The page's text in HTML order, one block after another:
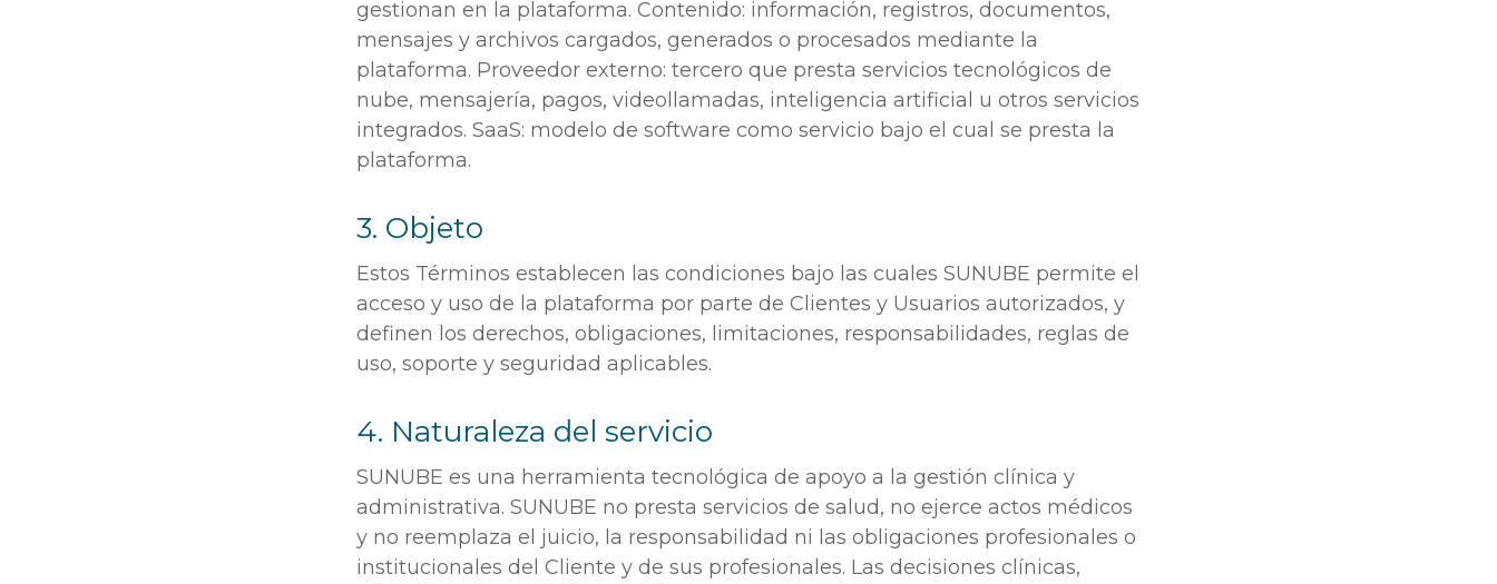
gestionan en la plataforma. Contenido: información, registros, documentos,
mensajes y archivos cargados, generados o procesados mediante la
plataforma. Proveedor externo: tercero que presta servicios tecnológicos de
nube, mensajería, pagos, videollamadas, inteligencia artificial u otros servicios
integrados. SaaS: modelo de software como servicio bajo el cual se presta la
plataforma.
3. Objeto
Estos Términos establecen las condiciones bajo las cuales SUNUBE permite el
acceso y uso de la plataforma por parte de Clientes y Usuarios autorizados, y
definen los derechos, obligaciones, limitaciones, responsabilidades, reglas de
uso, soporte y seguridad aplicables.
4. Naturaleza del servicio
SUNUBE es una herramienta tecnológica de apoyo a la gestión clínica y
administrativa. SUNUBE no presta servicios de salud, no ejerce actos médicos
y no reemplaza el juicio, la responsabilidad ni las obligaciones profesionales o
institucionales del Cliente y de sus profesionales. Las decisiones clínicas,